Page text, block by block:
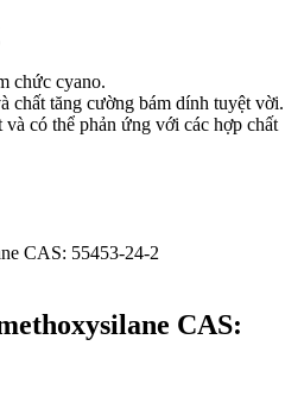
chức cyano.
chất tăng cường bám dính tuyệt vời.
có thể phản ứng với các hợp chất
CAS: 55453-24-2
CAS: